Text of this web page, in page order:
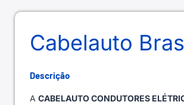
Cabelauto
Descrição
A CABELAUTO CONDUTORES